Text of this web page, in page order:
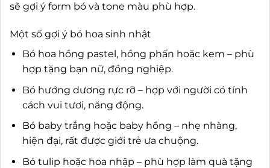
sẽ gợi ý form bó và tone màu phù hợp.
Một số gợi ý bó hoa sinh nhật
Bó hoa hồng pastel, hồng phấn hoặc kem – phù
hợp tặng bạn nữ, đồng nghiệp.
Bó hướng dương rực rỡ – hợp với người có tính
cách vui tươi, năng động.
Bó baby trắng hoặc baby hồng – nhẹ nhàng,
hiện đại, rất được giới trẻ ưa chuộng.
Bó tulip hoặc hoa nhập – phù hợp làm quà tặng